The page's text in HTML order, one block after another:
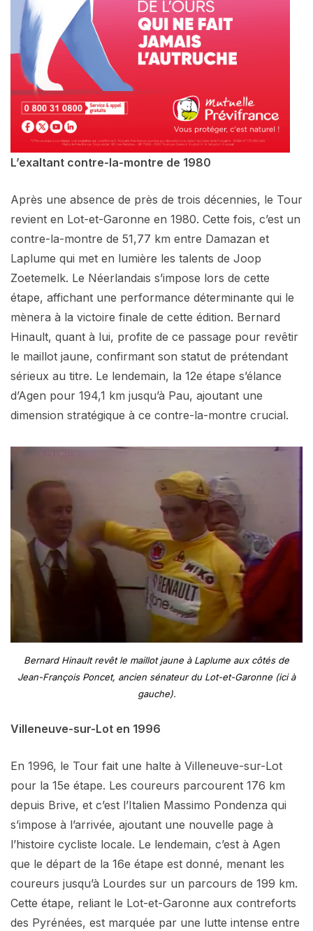
L’exaltant contre-la-montre de 1980
Après une absence de près de trois décennies, le Tour
revient en Lot-et-Garonne en 1980. Cette fois, c’est un
contre-la-montre de 51,77 km entre Damazan et
Laplume qui met en lumière les talents de Joop
Zoetemelk. Le Néerlandais s’impose lors de cette
étape, affichant une performance déterminante qui le
mènera à la victoire finale de cette édition. Bernard
Hinault, quant à lui, profite de ce passage pour revêtir
le maillot jaune, confirmant son statut de prétendant
sérieux au titre. Le lendemain, la 12e étape s’élance
d’Agen pour 194,1 km jusqu’à Pau, ajoutant une
dimension stratégique à ce contre-la-montre crucial.
Bernard Hinault revêt le maillot jaune à Laplume aux côtés de
Jean-François Poncet, ancien sénateur du Lot-et-Garonne (ici à
gauche).
Villeneuve-sur-Lot en 1996
En 1996, le Tour fait une halte à Villeneuve-sur-Lot
pour la 15e étape. Les coureurs parcourent 176 km
depuis Brive, et c’est l’Italien Massimo Pondenza qui
s’impose à l’arrivée, ajoutant une nouvelle page à
l’histoire cycliste locale. Le lendemain, c’est à Agen
que le départ de la 16e étape est donné, menant les
coureurs jusqu’à Lourdes sur un parcours de 199 km.
Cette étape, reliant le Lot-et-Garonne aux contreforts
des Pyrénées, est marquée par une lutte intense entre